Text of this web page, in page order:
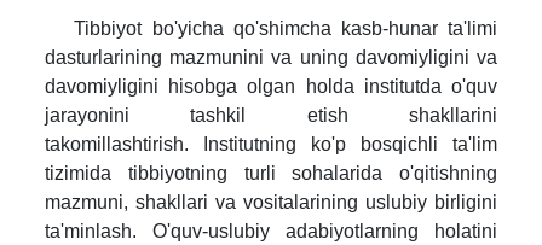
Tibbiyot bo'yicha qo'shimcha kasb-hunar ta'limi
dasturlarining mazmunini va uning davomiyligini va
davomiyligini hisobga olgan holda institutda o'quv
jarayonini tashkil etish shakllarini
takomillashtirish.
Institutning ko'p bosqichli ta'lim
tizimida tibbiyotning turli sohalarida o'qitishning
mazmuni, shakllari va vositalarining uslubiy birligini
ta'minlash.O'quv-uslubiy adabiyotlarning holatini